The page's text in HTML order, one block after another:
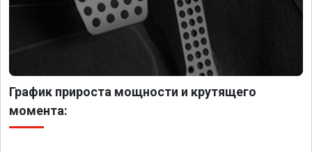
График прироста мощности и крутящего
момента: